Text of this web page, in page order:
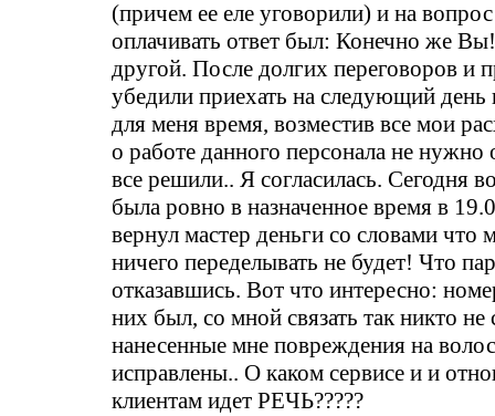
(причем ее еле уговорили) и на
оплачивать ответ был: Конечно же
другой. После долгих переговоров и
убедили приехать на следующий день
для меня время, возместив все мои
о работе данного персонала не нужно
все решили.. Я согласилась. Сегодня
была ровно в назначенное время в
вернул мастер деньги со словами что
ничего переделывать не будет! Что
отказавшись. Вот что интересно:
них был, со мной связать так никто не
нанесенные мне повреждения на
исправлены.. О каком сервисе и и
клиентам идет РЕЧЬ?????